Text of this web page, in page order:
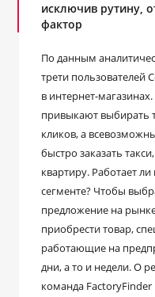
исключив рутину,
фактор
По данным
трети пользователей
в интернет-
привыкают выбирать
кликов, а
быстро заказать
квартиру. Работает
сегменте? Чтобы
предложение на
приобрести товар,
работающие на
дни, а то и недели. О
команда FactoryFinder